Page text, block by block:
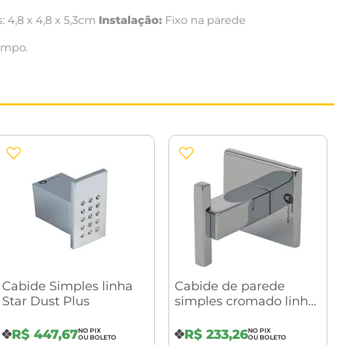
4,8 x 4,8 x 5,3cm Instalação: Fixo na parede
Cabide Simples linha
Star Dust Plus
R$ 447,67
Cabide de parede
simples cromado linha
R$ 233,26